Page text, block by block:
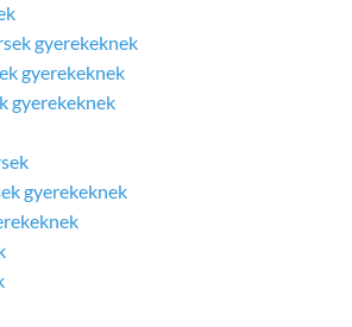
gyerekeknek
gyerekeknek
gyerekeknek
gyerekeknek